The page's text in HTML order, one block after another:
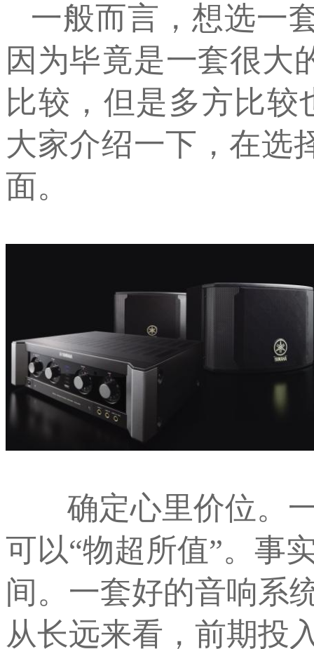
一般而言，想选一
因为毕竟是一套很大
比较，但是多方比
大家介绍一下，在选
面。
确定心里价位。一
可以“物超所值”。事
间。一套好的音响系
从长远来看，前期投